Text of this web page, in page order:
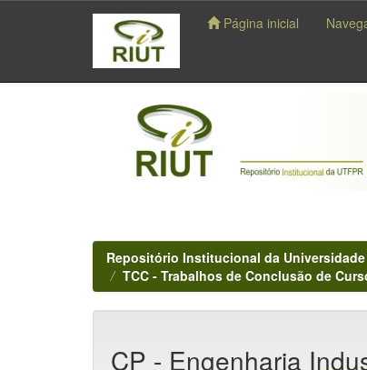
navigation
Página inicial
Repositório Institucional da
TCC - Trabalhos de Conclusão de
CP - Engenharia